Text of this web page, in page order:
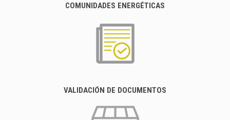
COMUNIDADES ENERGÉTICAS
VALIDACIÓN DE DOCUMENTOS